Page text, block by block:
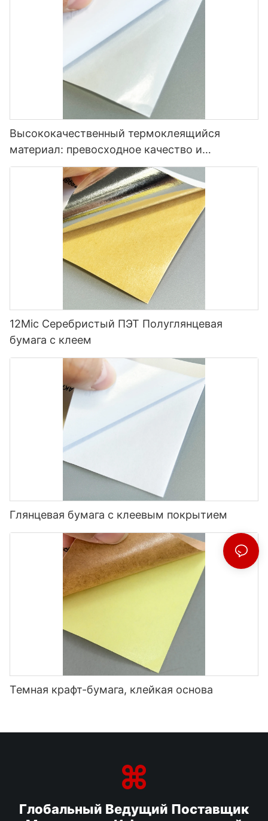
Высококачественный термоклеящийся
материал: превосходное качество и
универсальность.
12Mic Серебристый ПЭТ Полуглянцевая
бумага с клеем
Глянцевая бумага с клеевым покрытием
Темная крафт-бумага, клейкая основа
Глобальный Ведущий Поставщик